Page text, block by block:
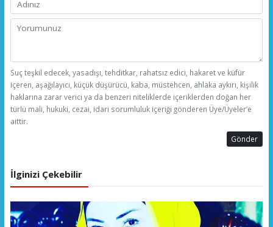
Suç teşkil edecek, yasadışı, tehditkar, rahatsız edici, hakaret ve küfür
içeren, aşağılayıcı, küçük düşürücü, kaba, müstehcen, ahlaka aykırı, kişilik
haklarına zarar verici ya da benzeri niteliklerde içeriklerden doğan her
türlü mali, hukuki, cezai, idari sorumluluk içeriği gönderen Üye/Üyeler’e
aittir.
Gönder
İlginizi Çekebilir